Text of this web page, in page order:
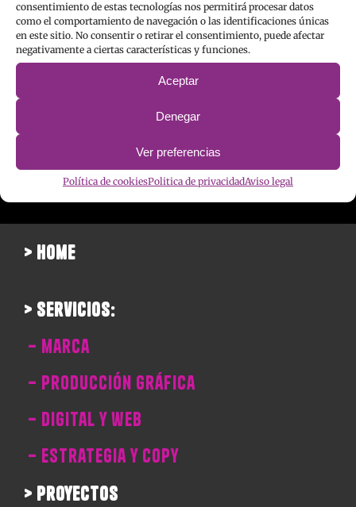
consentimiento de estas tecnologías nos permitirá procesar datos
como el comportamiento de navegación o las identificaciones únicas
en este sitio. No consentir o retirar el consentimiento, puede afectar
negativamente a ciertas características y funciones.
Aceptar
Denegar
Ver preferencias
Política de cookiesPolitica de privacidadAviso legal
> home
> servicios:
– marca
– producción gráfica
– digital y web
– estrategia y copy
> proyectos